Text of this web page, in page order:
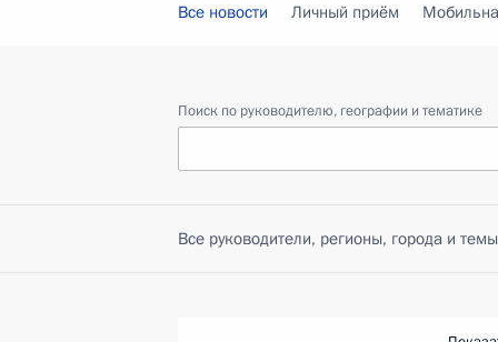
Все новости Личный приём
Поиск по руководителю, географии и тематике
Все руководители, регионы, города и темы